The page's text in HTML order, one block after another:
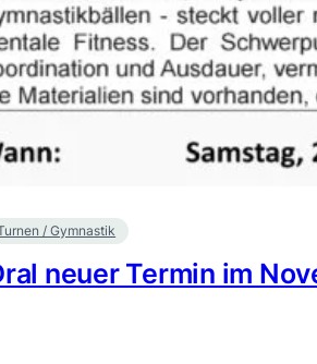
/ Gymnastik
neuer Termin im